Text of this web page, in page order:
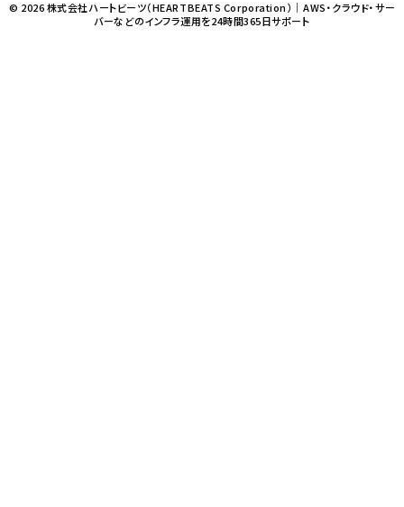
© 2026 株式会社ハートビーツ（HEARTBEATS Corporation）｜AWS・クラウド・サー
バーなどのインフラ運用を24時間365日サポート